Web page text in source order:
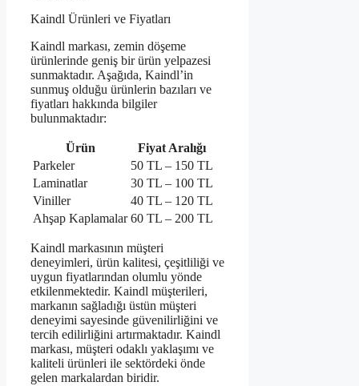
Kaindl Ürünleri ve Fiyatları
Kaindl markası, zemin döşeme
ürünlerinde geniş bir ürün yelpazesi
sunmaktadır. Aşağıda, Kaindl’in
sunmuş olduğu ürünlerin bazıları ve
fiyatları hakkında bilgiler
bulunmaktadır:
Ürün
Fiyat Aralığı
Parkeler
50 TL – 150 TL
Laminatlar
30 TL – 100 TL
Viniller
40 TL – 120 TL
Ahşap Kaplamalar 60 TL – 200 TL
Kaindl markasının müşteri
deneyimleri, ürün kalitesi, çeşitliliği ve
uygun fiyatlarından olumlu yönde
etkilenmektedir. Kaindl müşterileri,
markanın sağladığı üstün müşteri
deneyimi sayesinde güvenilirliğini ve
tercih edilirliğini artırmaktadır. Kaindl
markası, müşteri odaklı yaklaşımı ve
kaliteli ürünleri ile sektördeki önde
gelen markalardan biridir.